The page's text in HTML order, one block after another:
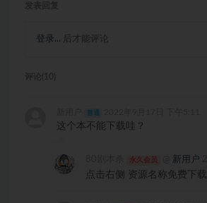
登录... 后才能评论
这个本不能下载哇？
永久会员 新用户
点击右侧 资源名称免费下载